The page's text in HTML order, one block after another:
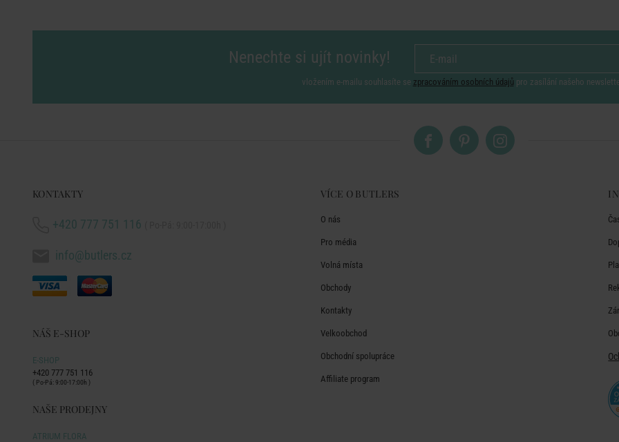
Nenechte si ujít novinky!
vložením e-mailu souhlasíte se zpracováním osobních údajů pro zasílání našeho
KONTAKTY
+420 777 751 116
info@butlers.cz
NÁŠ E-SHOP
E-SHOP
+420 777 751 116
( Po-Pá: 9:00-17:00h )
NAŠE PRODEJNY
ATRIUM FLORA
VÍCE O BUTLERS
O nás
Pro média
Volná místa
Obchody
Kontakty
Velkoobchod
Obchodní spolupráce
Affiliate program